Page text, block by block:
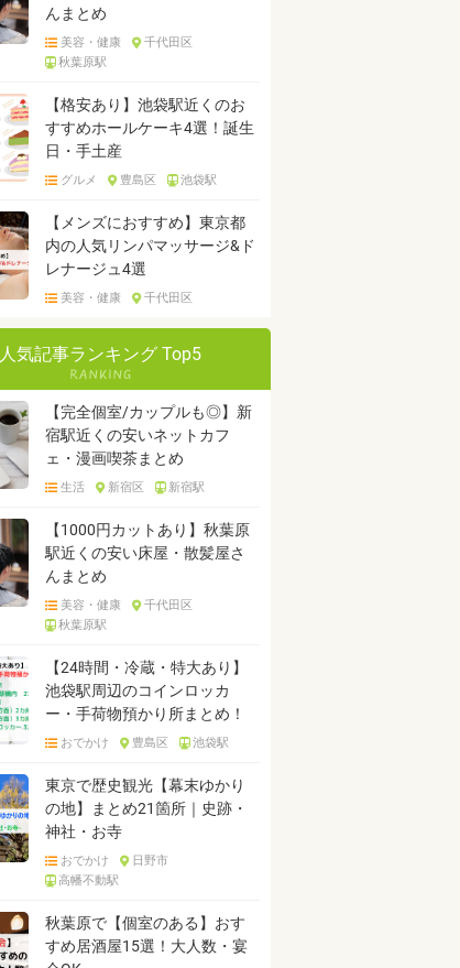
んまとめ
美容・健康
千代田区
秋葉原駅
【格安あり】池袋駅近くのお
すすめホールケーキ4選！誕生
日・手土産
グルメ 豊島区 池袋駅
【メンズにおすすめ】東京都
内の人気リンパマッサージ&ド
レナージュ4選
美容・健康 千代田区
人気記事ランキング Top5
【完全個室/カップルも◎】新
宿駅近くの安いネットカフ
ェ・漫画喫茶まとめ
生活 新宿区 新宿駅
【1000円カットあり】秋葉原
駅近くの安い床屋・散髪屋さ
んまとめ
美容・健康
千代田区
秋葉原駅
【24時間・冷蔵・特大あり】
池袋駅周辺のコインロッカ
ー・手荷物預かり所まとめ！
おでかけ 豊島区 池袋駅
東京で歴史観光【幕末ゆかり
の地】まとめ21箇所｜史跡・
神社・お寺
おでかけ
日野市
高幡不動駅
秋葉原で【個室のある】おす
すめ居酒屋15選！大人数・宴